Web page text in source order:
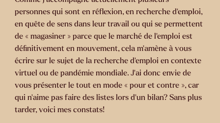
personnes qui sont en réflexion, en recherche d’emploi,
en quête de sens dans leur travail ou qui se permettent
de « magasiner » parce que le marché de l’emploi est
définitivement en mouvement, cela m’amène à vous
écrire sur le sujet de la recherche d’emploi en contexte
virtuel ou de pandémie mondiale. J’ai donc envie de
vous présenter le tout en mode « pour et contre », car
qui n’aime pas faire des listes lors d’un bilan? Sans plus
tarder, voici mes constats!